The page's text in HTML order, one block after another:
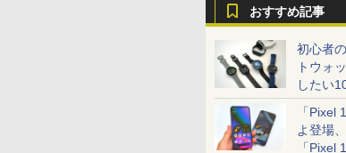
おすすめ記事
初心者
トウォ
したい
「Pixel
よ登場
「Pixel